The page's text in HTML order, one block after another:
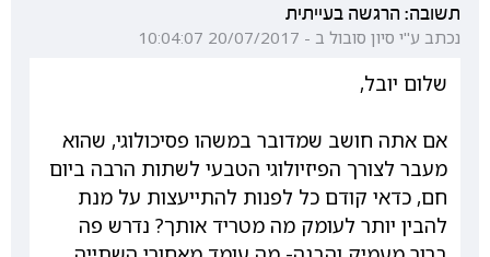
תשובה: הרגשה בעייתית
נכתב ע"י סיון סובול ב - 20/07/2017 10:04:07
שלום יובל,
אם אתה חושב שמדובר במשהו פסיכולוגי, שהוא
מעבר לצורך הפיזיולוגי הטבעי לשתות הרבה ביום
חם, כדאי קודם כל לפנות להתייעצות על מנת
להבין יותר לעומק מה מטריד אותך? נדרש פה